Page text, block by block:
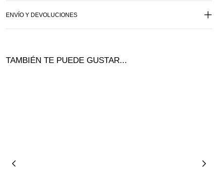
ENVÍO Y DEVOLUCIONES
TAMBIÉN TE PUEDE GUSTAR...